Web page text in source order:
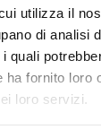
utilizza il
di analisi
quali
fornito loro
loro servizi.
di riferimento
servizi
esigenze delle
Pad. 26